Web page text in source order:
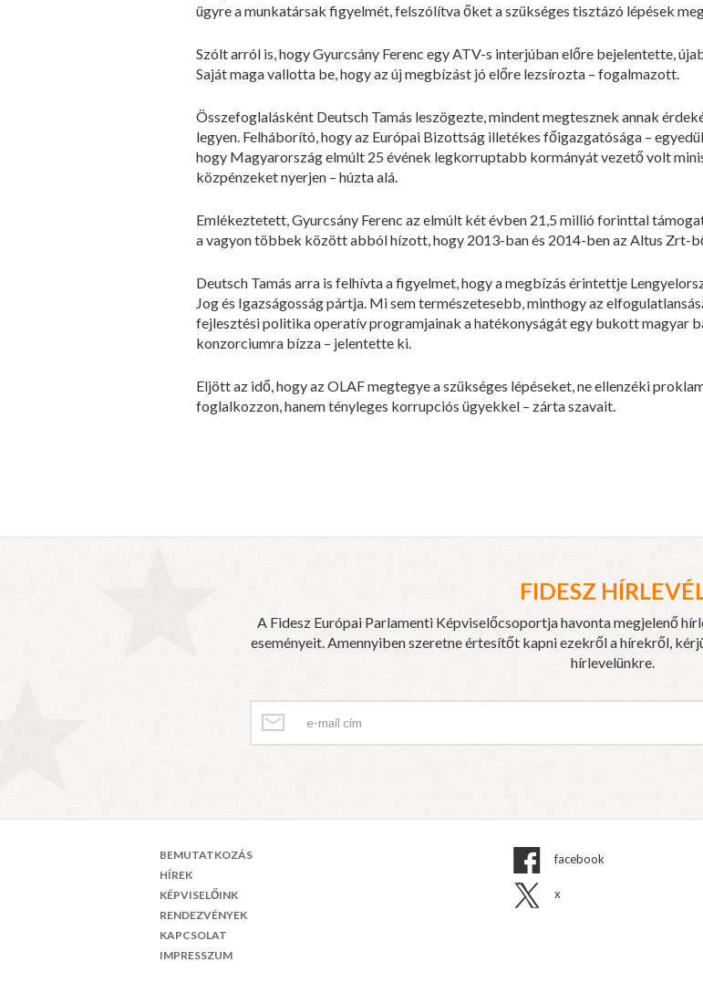
ügyre a munkatársak figyelmét, felszólítva őket a szükséges tisztázó lépések
Szólt arról is, hogy Gyurcsány Ferenc egy ATV-s interjúban előre bejelentette,
Saját maga vallotta be, hogy az új megbízást jó előre lezsírozta – fogalmazott.
Összefoglalásként Deutsch Tamás leszögezte, mindent megtesznek annak
legyen. Felháborító, hogy az Európai Bizottság illetékes főigazgatósága –
hogy Magyarország elmúlt 25 évének legkorruptabb kormányát vezető volt
közpénzeket nyerjen – húzta alá.
Emlékeztetett, Gyurcsány Ferenc az elmúlt két évben 21,5 millió forinttal
a vagyon többek között abból hízott, hogy 2013-ban és 2014-ben az Altus
Deutsch Tamás arra is felhívta a figyelmet, hogy a megbízás érintettje
Jog és Igazságosság pártja. Mi sem természetesebb, minthogy az
fejlesztési politika operatív programjainak a hatékonyságát egy bukott magyar
konzorciumra bízza – jelentette ki.
Eljött az idő, hogy az OLAF megtegye a szükséges lépéseket, ne ellenzéki
foglalkozzon, hanem tényleges korrupciós ügyekkel – zárta szavait.
FIDESZ
A Fidesz Európai Parlamenti Képviselőcsoportja havonta megjelenő
eseményeit. Amennyiben szeretne értesítőt kapni ezekről a hírekről,
hírlevelünkre.
BEMUTATKOZÁS
HÍREK
KÉPVISELŐINK
RENDEZVÉNYEK
KAPCSOLAT
IMPRESSZUM
facebook
x